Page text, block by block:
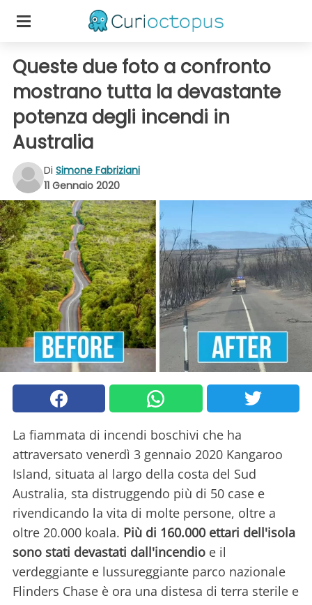
Queste due foto a confronto
mostrano tutta la devastante
potenza degli incendi in
Australia
Di Simone Fabriziani
11 Gennaio 2020
La fiammata di incendi boschivi che ha
attraversato venerdì 3 gennaio 2020 Kangaroo
Island, situata al largo della costa del Sud
Australia, sta distruggendo più di 50 case e
rivendicando la vita di molte persone, oltre a
oltre 20.000 koala. Più di 160.000 ettari dell'isola
sono stati devastati dall'incendio e il
verdeggiante e lussureggiante parco nazionale
Flinders Chase è ora una distesa di terra sterile e